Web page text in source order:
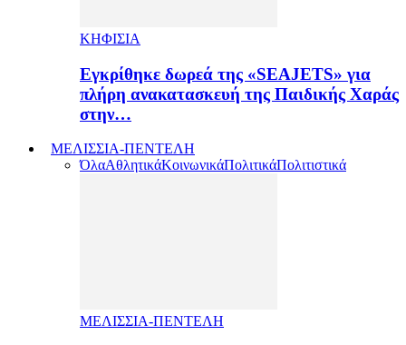
ΚΗΦΙΣΙΑ
Εγκρίθηκε δωρεά της «SEAJETS» για
πλήρη ανακατασκευή της Παιδικής Χαράς
στην…
ΜΕΛΙΣΣΙΑ-ΠΕΝΤΕΛΗ
ΌλαΑθλητικάΚοινωνικάΠολιτικάΠολιτιστικά
ΜΕΛΙΣΣΙΑ-ΠΕΝΤΕΛΗ